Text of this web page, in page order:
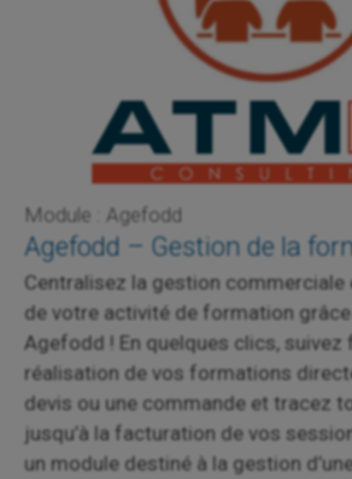
Module : Agefodd
Agefodd – Gestion de la
Centralisez la gestion
de votre activité de formation grâce
Agefodd ! En quelques clics, suivez
réalisation de vos formations
devis ou une commande et tracez
jusqu’à la facturation de vos
un module destiné à la gestion